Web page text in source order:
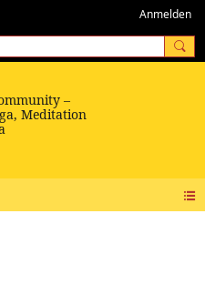
Anmelden